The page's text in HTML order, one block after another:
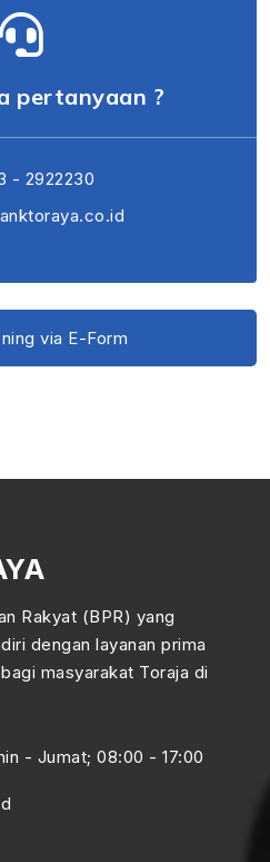
pertanyaan ?
- 2922230
via E-Form
Rakyat (BPR) yang
dengan layanan prima
masyarakat Toraja di
- Jumat; 08:00 - 17:00